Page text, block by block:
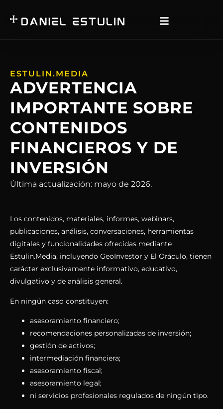
ESTULIN.MEDIA
ADVERTENCIA
IMPORTANTE SOBRE
CONTENIDOS
FINANCIEROS Y DE
INVERSIÓN
Última actualización: mayo de 2026.
Los contenidos, materiales, informes, webinars,
publicaciones, análisis, conversaciones, herramientas
digitales y funcionalidades ofrecidas mediante
Estulin.Media, incluyendo GeoInvestor y El Oráculo, tienen
carácter exclusivamente informativo, educativo,
divulgativo y de análisis general.
En ningún caso constituyen:
asesoramiento financiero;
recomendaciones personalizadas de inversión;
gestión de activos;
intermediación financiera;
asesoramiento fiscal;
asesoramiento legal;
ni servicios profesionales regulados de ningún tipo.